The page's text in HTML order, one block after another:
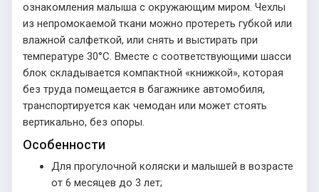
ознакомления малыша с окружающим миром. Чехлы
из непромокаемой ткани можно протереть губкой или
влажной салфеткой, или снять и выстирать при
температуре 30°С. Вместе с соответствующими шасси
блок складывается компактной «книжкой», которая
без труда помещается в багажнике автомобиля,
транспортируется как чемодан или может стоять
вертикально, без опоры.
Особенности
Для прогулочной коляски и малышей в возрасте
от 6 месяцев до 3 лет;